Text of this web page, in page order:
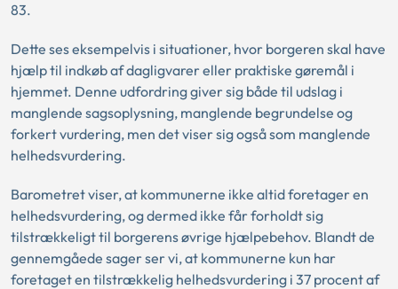
83.
Dette ses eksempelvis i situationer, hvor borgeren skal have
hjælp til indkøb af dagligvarer eller praktiske gøremål i
hjemmet. Denne udfordring giver sig både til udslag i
manglende sagsoplysning, manglende begrundelse og
forkert vurdering, men det viser sig også som manglende
helhedsvurdering.
Barometret viser, at kommunerne ikke altid foretager en
helhedsvurdering, og dermed ikke får forholdt sig
tilstrækkeligt til borgerens øvrige hjælpebehov. Blandt de
gennemgåede sager ser vi, at kommunerne kun har
foretaget en tilstrækkelig helhedsvurdering i 37 procent af